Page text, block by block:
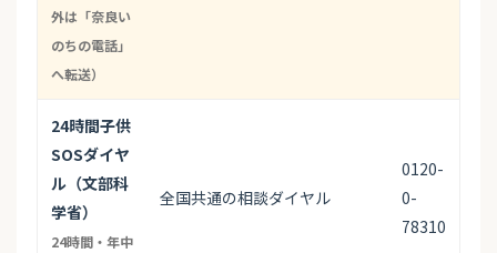
外は「奈良い
のちの電話」
へ転送）
24時間子供
SOSダイヤ
ル（文部科
学省）
24時間・年中
全国共通の相談ダイヤル
0120-
0-
78310